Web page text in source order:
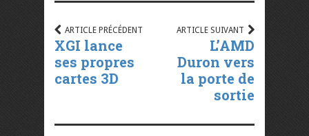
ARTICLE PRÉCÉDENT
XGI lance
ses propres
cartes 3D
ARTICLE SUIVANT
L’AMD
Duron vers
la porte de
sortie